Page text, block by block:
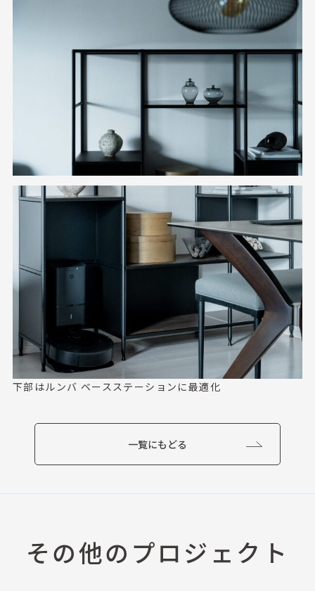
下部はルンバ ベースステーションに最適化
一覧にもどる
その他のプロジェクト